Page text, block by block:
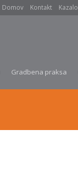
Domov Kontakt Kazalo
Gradbena praksa